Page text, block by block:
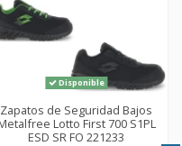
Disponible
Zapatos de Seguridad Bajos
Lotto First 700 S1PL
ESD SR FO 221233